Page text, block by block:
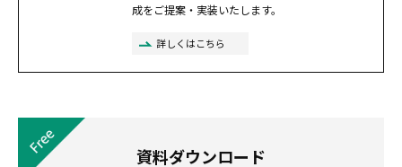
成をご提案・実装いたします。
詳しくはこちら
資料ダウンロード